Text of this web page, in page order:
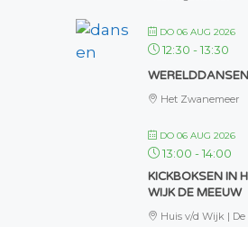
DO 06 AUG 2026
12:30 -13:30
WERELDDANSEN
Het Zwanemeer
DO 06 AUG 2026
13:00 -14:00
KICKBOKSEN IN
WIJK DE MEEUW
Huis v/d Wijk |